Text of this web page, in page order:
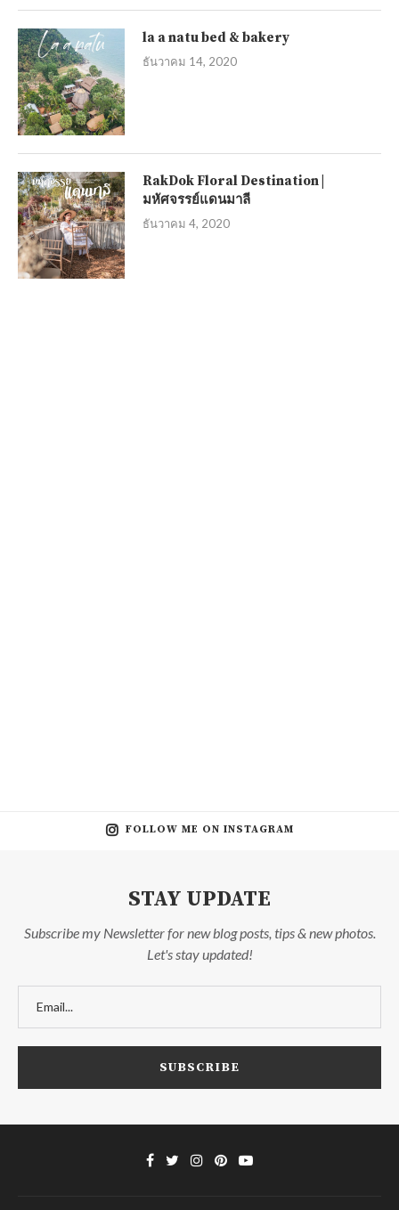
la a natu bed & bakery
ธันวาคม 14, 2020
RakDok Floral Destination |
มหัศจรรย์แดนมาลี
ธันวาคม 4, 2020
FOLLOW ME ON INSTAGRAM
STAY UPDATE
Subscribe my Newsletter for new blog posts, tips & new photos.
Let's stay updated!